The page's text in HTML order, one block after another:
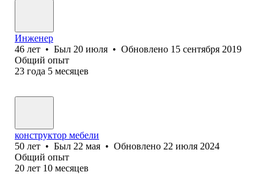
Инженер
46 лет • Был 20 июля • Обновлено 15 сентября 2019
Общий опыт
23 года 5 месяцев
конструктор мебели
50 лет • Был 22 мая • Обновлено 22 июля 2024
Общий опыт
20 лет 10 месяцев